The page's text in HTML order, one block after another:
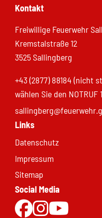
Kontakt
Freiwillige Feuerwehr
Kremstalstraße 12
3525 Sallingberg
+43 (2877) 88184 (nicht
wählen Sie den NOTRUF
Links
Datenschutz
Impressum
Sitemap
Social Media
Zur Facebookseite
Zu Instgram